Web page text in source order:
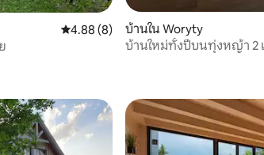
คะแนนเฉลี่ย 4.88 จาก 5, 8 รีวิว
4.88 (8)
บ้านใน Woryty
บ้านใหม่ทั้งปีบนทุ่งหญ้า 2